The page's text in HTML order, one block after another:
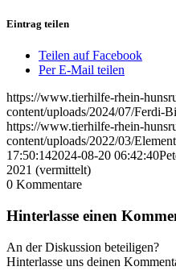
Eintrag teilen
Teilen auf Facebook
Per E-Mail teilen
https://www.tierhilfe-rhein-
content/uploads/2024/07/Ferdi-
https://www.tierhilfe-rhein-
content/uploads/2022/03/
17:50:142024-08-20 06:42:40
2021 (vermittelt)
0 Kommentare
Hinterlasse einen
An der Diskussion beteiligen?
Hinterlasse uns deinen